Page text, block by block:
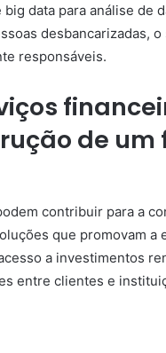
data para análise de
desbancarizadas,
responsáveis.
de
contribuir para a
que promovam a
a investimentos
entre clientes e